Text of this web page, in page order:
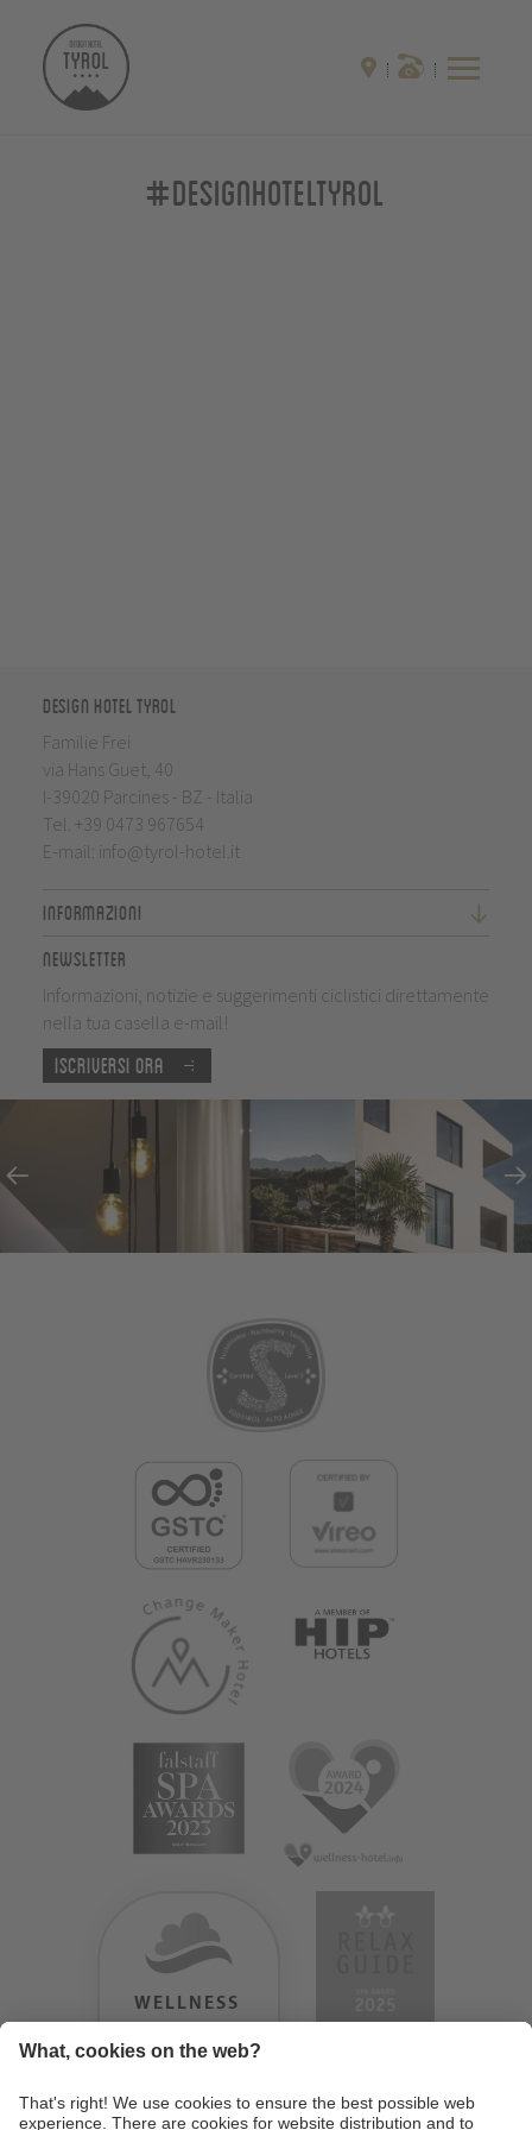
#designhoteltyrol
Design Hotel Tyrol
Familie Frei
via Hans Guet, 40
I-39020 Parcines - BZ - Italia
Tel. +39 0473 967654
E-mail: info@tyrol-hotel.it
Informazioni
Newsletter
Informazioni, notizie e suggerimenti ciclistici direttamente
nella tua casella e-mail!
Iscriversi ora
WELLNESS
9.18 / 10